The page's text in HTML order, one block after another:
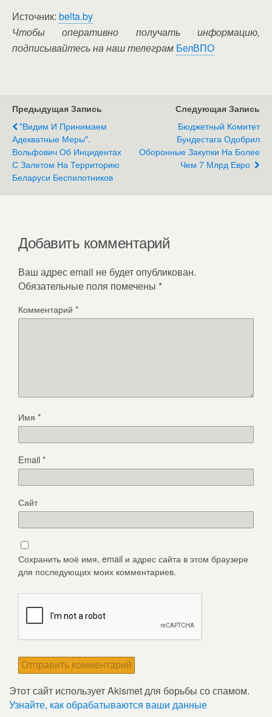
Источник: belta.by
Чтобы оперативно получать информацию,
подписывайтесь на наш телеграм БелВПО
Предыдущая Запись
"Видим И Принимаем
Адекватные Меры".
Вольфович Об Инцидентах
С Залетом На Территорию
Беларуси Беспилотников
Следующая Запись
Бюджетный Комитет
Бундестага Одобрил
Оборонные Закупки На Более
Чем 7 Млрд Евро
Добавить комментарий
Ваш адрес email не будет опубликован.
Обязательные поля помечены *
Комментарий *
Имя *
Email*
Сайт
Сохранить моё имя, email и адрес сайта в этом браузере
для последующих моих комментариев.
Этот сайт использует Akismet для борьбы со спамом.
Узнайте, как обрабатываются ваши данные